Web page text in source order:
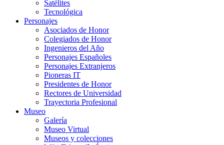
Satélites
Tecnológica
Personajes
Asociados de Honor
Colegiados de Honor
Ingenieros del Año
Personajes Españoles
Personajes Extranjeros
Pioneras IT
Presidentes de Honor
Rectores de Universidad
Trayectoria Profesional
Museo
Galería
Museo Virtual
Museos y colecciones